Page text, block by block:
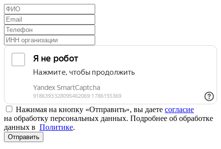
Нажимая на кнопку «Отправить», вы даете согласие
на обработку персональных данных. Подробнее об обработке
данных в Политике.
Отправить